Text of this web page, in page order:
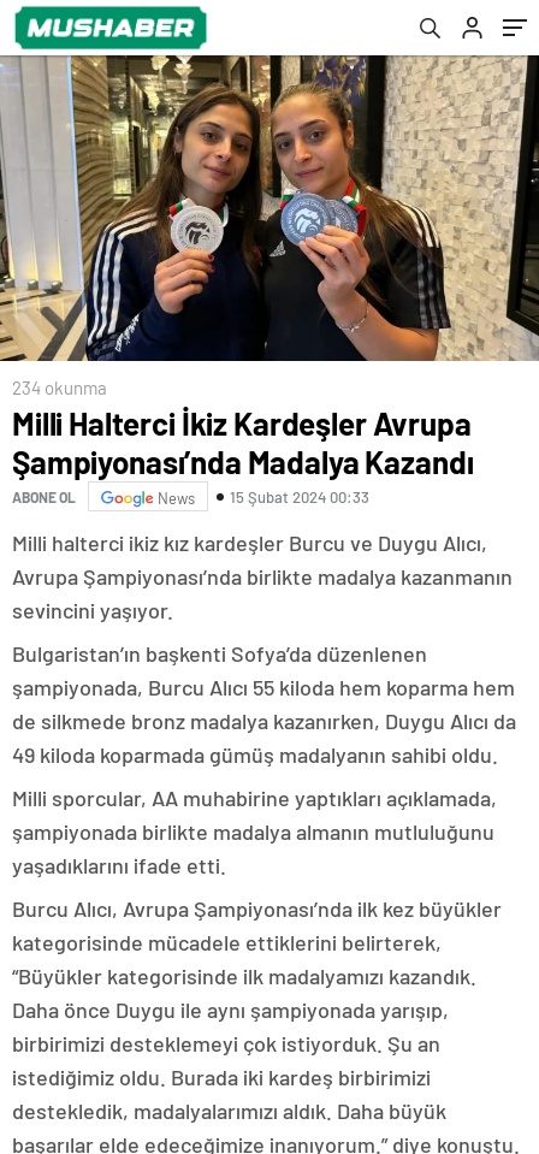
234 okunma
Milli Halterci İkiz Kardeşler Avrupa
Şampiyonası’nda Madalya Kazandı
ABONE OL News 15 Şubat 2024 00:33
Milli halterci ikiz kız kardeşler Burcu ve Duygu Alıcı,
Avrupa Şampiyonası’nda birlikte madalya kazanmanın
sevincini yaşıyor.
Bulgaristan’ın başkenti Sofya’da düzenlenen
şampiyonada, Burcu Alıcı 55 kiloda hem koparma hem
de silkmede bronz madalya kazanırken, Duygu Alıcı da
49 kiloda koparmada gümüş madalyanın sahibi oldu.
Milli sporcular, AA muhabirine yaptıkları açıklamada,
şampiyonada birlikte madalya almanın mutluluğunu
yaşadıklarını ifade etti.
Burcu Alıcı, Avrupa Şampiyonası’nda ilk kez büyükler
kategorisinde mücadele ettiklerini belirterek,
“Büyükler kategorisinde ilk madalyamızı kazandık.
Daha önce Duygu ile aynı şampiyonada yarışıp,
birbirimizi desteklemeyi çok istiyorduk. Şu an
istediğimiz oldu. Burada iki kardeş birbirimizi
destekledik, madalyalarımızı aldık. Daha büyük
başarılar elde edeceğimize inanıyorum.” diye konuştu.